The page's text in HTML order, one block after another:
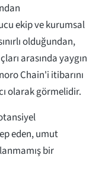
ekip ve kurumsal
olduğundan,
arasında yaygın
Chain'i itibarını
olarak görmelidir.
eden, umut
bir